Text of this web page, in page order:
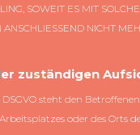
SOWEIT ES MIT
NICHT
zuständigen
steht den
oder des Orts